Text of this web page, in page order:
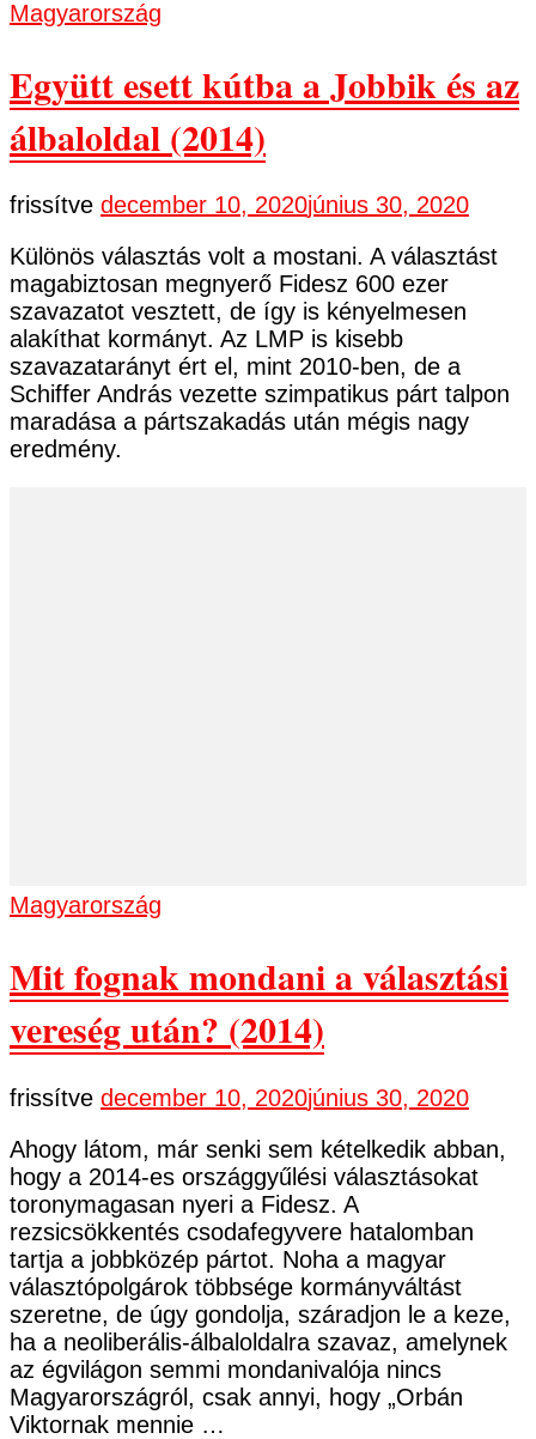
Magyarország
Együtt esett kútba a Jobbik és az
álbaloldal (2014)
frissítve december 10, 2020június 30, 2020
Különös választás volt a mostani. A választást
magabiztosan megnyerő Fidesz 600 ezer
szavazatot vesztett, de így is kényelmesen
alakíthat kormányt. Az LMP is kisebb
szavazatarányt ért el, mint 2010-ben, de a
Schiffer András vezette szimpatikus párt talpon
maradása a pártszakadás után mégis nagy
eredmény.
Magyarország
Mit fognak mondani a választási
vereség után? (2014)
frissítve december 10, 2020június 30, 2020
Ahogy látom, már senki sem kételkedik abban,
hogy a 2014-es országgyűlési választásokat
toronymagasan nyeri a Fidesz. A
rezsicsökkentés csodafegyvere hatalomban
tartja a jobbközép pártot. Noha a magyar
választópolgárok többsége kormányváltást
szeretne, de úgy gondolja, száradjon le a keze,
ha a neoliberális-álbaloldalra szavaz, amelynek
az égvilágon semmi mondanivalója nincs
Magyarországról, csak annyi, hogy „Orbán
Viktornak mennie …